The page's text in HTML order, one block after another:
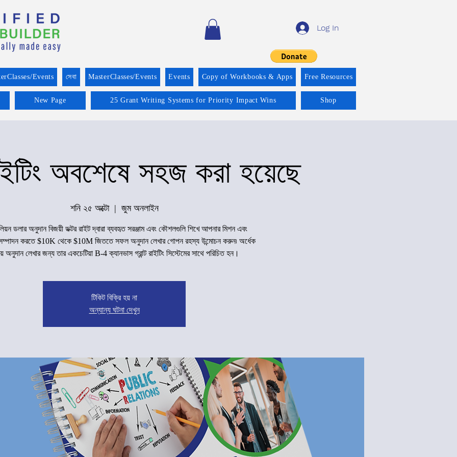
Log In
Events সেবা MasterClasses/Events Events Copy of Workbooks & Apps Free Resources
New Page 25 Grant Writing Systems for Priority Impact Wins Shop
অবশেষে সহজ করা হয়েছে
শনি ২৫ অক্টো
  |
জুম অনলাইন
ডলার অনুদান বিজয়ী ডক্টর রাইট দ্বারা ব্যবহৃত সরঞ্জাম এবং কৌশলগুলি শিখে আপনার মিশন এবং
করতে $10K থেকে $10M জিততে সফল অনুদান লেখার গোপন রহস্য উন্মোচন করুন৷ অর্ধেক
অনুদান লেখার জন্য তার একচেটিয়া B-4 ক্যানভাস গ্রান্ট রাইটিং সিস্টেমের সাথে পরিচিত হন।
টিকিট বিক্রি হয় না
অন্যান্য ঘটনা দেখুন